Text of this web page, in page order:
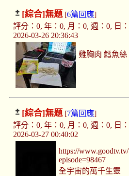
[綜合]無題[6篇回應]
評分：0, 年：0, 月：0, 週：0, 日
2026-03-26 20:36:43
雞胸肉 鱈魚
[綜合]無題[7篇回應]
評分：0, 年：0, 月：0, 週：0, 日
2026-03-27 00:40:02
https://
episode=98467
全宇宙的萬千生靈